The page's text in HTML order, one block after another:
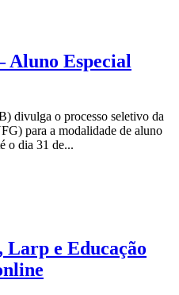
Aluno Especial
divulga o processo seletivo da
para a modalidade de aluno
o dia 31 de...
Larp e Educação